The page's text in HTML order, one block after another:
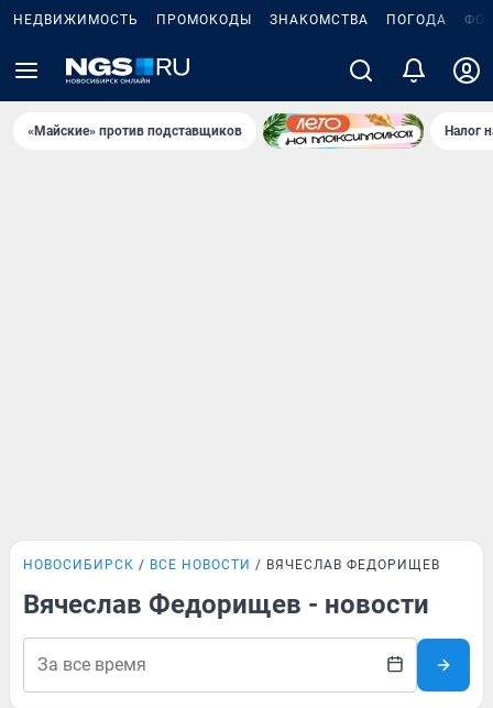
НЕДВИЖИМОСТЬ ПРОМОКОДЫ ЗНАКОМСТВА ПОГОДА
«Майские» против подставщиков Налог
НОВОСИБИРСК ВСЕ НОВОСТИ ВЯЧЕСЛАВ ФЕДОРИЩЕВ
Вячеслав Федорищев - новости